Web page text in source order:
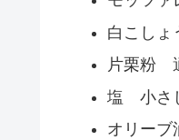
白こし
片栗粉
塩 小さ
オリー